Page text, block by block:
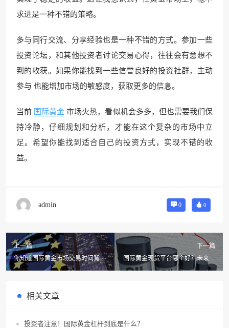
求进是一种不错的策略。
多与同行交流、分享经验也是一种不错的方式。参加一些
投资论坛，和其他投资者讨论交易心得，往往会有意想不
到的收获。如果你能找到一些信誉良好的投资社群，主动
参与 也能增加市场的敏感度，获取更多的信息。
当前 国际黄金 市场火热，看似机会多多，但也需要我们保
持冷静，仔细规划和分析，才能在这个复杂的市场中立
足。希望你能找到适合自己的投资方式，实现不错的收
益。
admin 0 0
上一篇
你知道国际黄金市场交易时间背后
的秘密吗？这可能会改变你的投资
下一篇
国际黄金现货平台哪个好？未来市
场谁将引领潮流？
相关文章
投资者注意！国际黄金杠杆到底是什么？